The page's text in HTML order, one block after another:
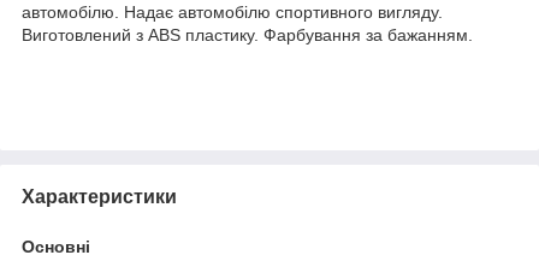
автомобілю. Надає автомобілю спортивного вигляду.
Виготовлений з ABS пластику. Фарбування за бажанням.
Характеристики
Основні